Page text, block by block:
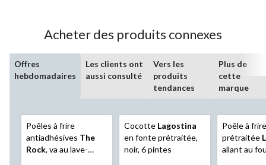
Acheter des produits connexes
Offres
hebdomadaires
Les clients ont
aussi consulté
Vers les
produits
tendances
Plus de
cette
marque
Poêles à frire
antiadhésives The
Rock, va au lave-
Cocotte Lagostina
en fonte prétraitée,
noir, 6 pintes
Poêle à
prétraitée
allant au